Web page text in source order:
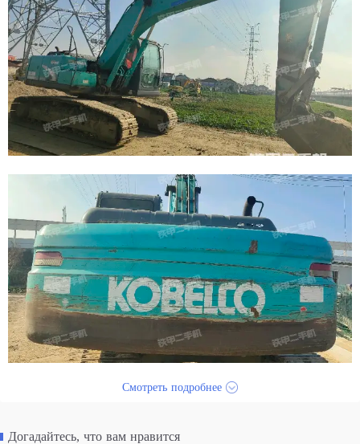
Смотреть подробнее
Догадайтесь, что вам нравится